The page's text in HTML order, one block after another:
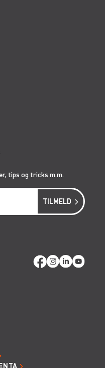
tips og tricks m.m.